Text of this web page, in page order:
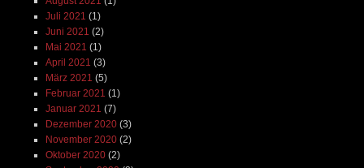
Juli 2021 (1)
Juni 2021 (2)
Mai 2021 (1)
April 2021 (3)
März 2021 (5)
Februar 2021 (1)
Januar 2021 (7)
Dezember 2020(3)
November 2020(2)
Oktober 2020(2)